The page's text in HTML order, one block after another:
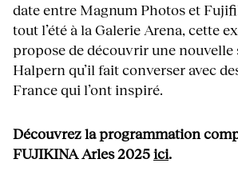
date entre Magnum Photos et
tout l’été à la Galerie Arena, cette
propose de découvrir une nouvelle
Halpern qu’il fait converser avec
France qui l’ont inspiré.
Découvrez la programmation
FUJIKINA Arles 2025ici.